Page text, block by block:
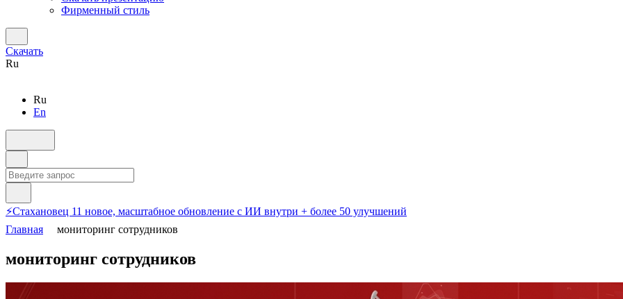
Фирменный стиль
Скачать
Ru
Ru
En
⚡️Стахановец 11 новое, масштабное обновление с ИИ внутри + более 50 улучшений
Главная
мониторинг сотрудников
мониторинг сотрудников